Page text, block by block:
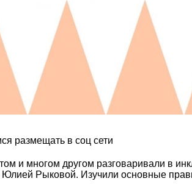
размещать в соц сети
и многом другом разговаривали в
Рыковой. Изучили основные